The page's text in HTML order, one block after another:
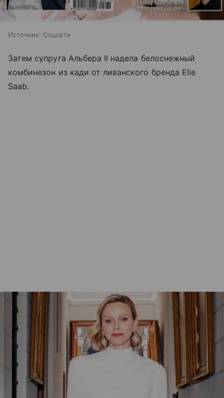
Источник: Соцсети
Затем супруга Альбера II надела белоснежный
комбинезон из кади от ливанского бренда Elie
Saab.